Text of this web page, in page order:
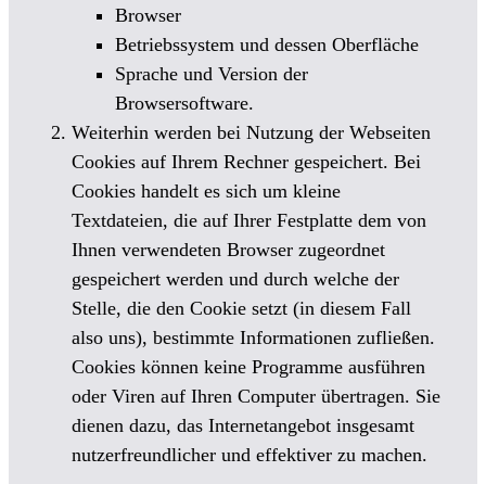
Browser
Betriebssystem und dessen Oberfläche
Sprache und Version der
Browsersoftware.
Weiterhin werden bei Nutzung der Webseiten
Cookies auf Ihrem Rechner gespeichert. Bei
Cookies handelt es sich um kleine
Textdateien, die auf Ihrer Festplatte dem von
Ihnen verwendeten Browser zugeordnet
gespeichert werden und durch welche der
Stelle, die den Cookie setzt (in diesem Fall
also uns), bestimmte Informationen zufließen.
Cookies können keine Programme ausführen
oder Viren auf Ihren Computer übertragen. Sie
dienen dazu, das Internetangebot insgesamt
nutzerfreundlicher und effektiver zu machen.